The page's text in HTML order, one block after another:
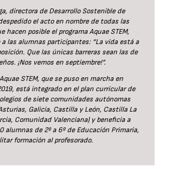
directora de Desarrollo Sostenible de
el acto en nombre de todas las
hacen posible el programa Aquae STEM,
las alumnas participantes: “La vida está a
Que las únicas barreras sean las de
¡Nos vemos en septiembre!”.
STEM, que se puso en marcha en
está integrado en el plan curricular de
de siete comunidades autónomas
Galicia, Castilla y León, Castilla La
Comunidad Valenciana) y beneficia a
alumnas de 2º a 6º de Educación Primaria,
formación al profesorado.